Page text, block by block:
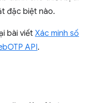
đặc biệt nào.
bài viếtXác minh số
API.